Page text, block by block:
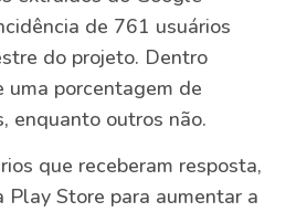
de 761 usuários
do projeto. Dentro
uma porcentagem de
enquanto outros não.
que receberam resposta,
Store para aumentar a